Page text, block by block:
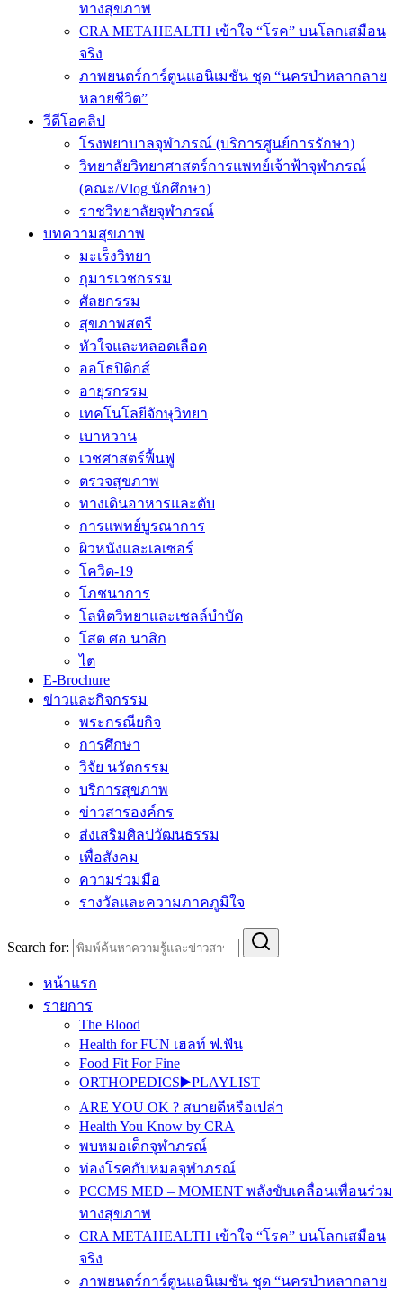
ทางสุขภาพ
CRA METAHEALTH เข้าใจ “โรค” บนโลกเสมือน
จริง
ภาพยนตร์การ์ตูนแอนิเมชัน ชุด “นครป่าหลากลาย
หลายชีวิต”
วีดีโอคลิป
โรงพยาบาลจุฬาภรณ์ (บริการศูนย์การรักษา)
วิทยาลัยวิทยาศาสตร์การแพทย์เจ้าฟ้าจุฬาภรณ์
(คณะ/Vlog นักศึกษา)
ราชวิทยาลัยจุฬาภรณ์
บทความสุขภาพ
มะเร็งวิทยา
กุมารเวชกรรม
ศัลยกรรม
สุขภาพสตรี
หัวใจและหลอดเลือด
ออโธปิดิกส์
อายุรกรรม
เทคโนโลยีจักษุวิทยา
เบาหวาน
เวชศาสตร์ฟื้นฟู
ตรวจสุขภาพ
ทางเดินอาหารและตับ
การแพทย์บูรณาการ
ผิวหนังและเลเซอร์
โควิด-19
โภชนาการ
โลหิตวิทยาและเซลล์บำบัด
โสต ศอ นาสิก
ไต
E-Brochure
ข่าวและกิจกรรม
พระกรณียกิจ
การศึกษา
วิจัย นวัตกรรม
บริการสุขภาพ
ข่าวสารองค์กร
ส่งเสริมศิลปวัฒนธรรม
เพื่อสังคม
ความร่วมมือ
รางวัลและความภาคภูมิใจ
Search for:
หน้าแรก
รายการ
The Blood
Health for FUN เฮลท์ ฟ.ฟัน
Food Fit For Fine
ORTHOPEDICS▶️PLAYLIST
ARE YOU OK ? สบายดีหรือเปล่า
Health You Know by CRA
พบหมอเด็กจุฬาภรณ์
ท่องโรคกับหมอจุฬาภรณ์
PCCMS MED – MOMENT พลังขับเคลื่อนเพื่อนร่วม
ทางสุขภาพ
CRA METAHEALTH เข้าใจ “โรค” บนโลกเสมือน
จริง
ภาพยนตร์การ์ตูนแอนิเมชัน ชุด “นครป่าหลากลาย